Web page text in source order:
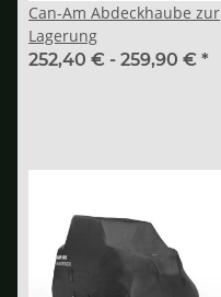
Can-Am Abdeckhaube zur
Lagerung
252,40 € - 259,90 € *